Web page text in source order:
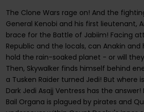
The Clone Wars rage on! And the
General Kenobi and his first lieutenant,
brace for the Battle of Jabiim! Facing
Republic and the locals, can Anakin and
hold the rain-soaked planet - or will
Then, Skywalker finds himself behind
a Tusken Raider turned Jedi! But where
Dark Jedi Asajj Ventress has the
Bail Organa is plagued by pirates and